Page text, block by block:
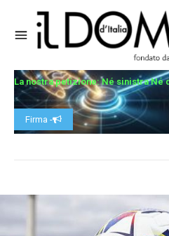
La nostra petizione: Né sinistra Né
Firma -